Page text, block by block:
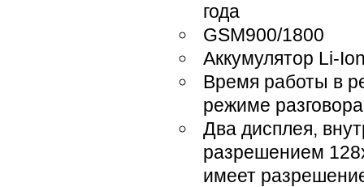
года
GSM900/1800
Аккумулятор Li-
Время работы в
режиме
Два дисплея,
разрешением
имеет